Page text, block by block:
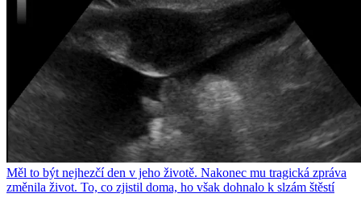
Měl to být nejhezčí den v jeho životě. Nakonec mu tragická zpráva
změnila život. To, co zjistil doma, ho však dohnalo k slzám štěstí